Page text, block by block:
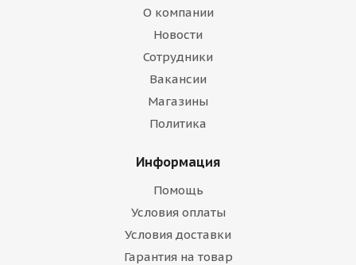
О компании
Новости
Сотрудники
Вакансии
Магазины
Политика
Информация
Помощь
Условия оплаты
Условия доставки
Гарантия на товар